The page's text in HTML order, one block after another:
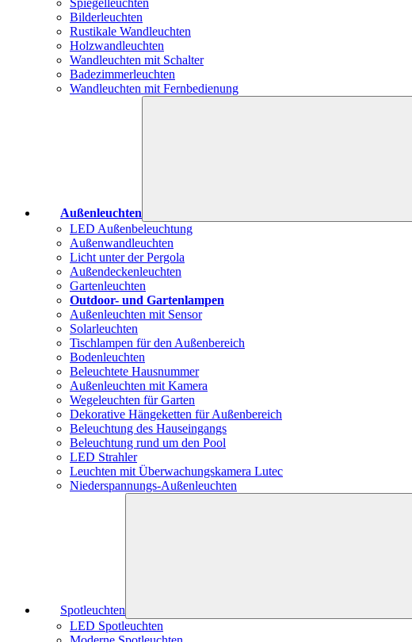
Spiegelleuchten
Bilderleuchten
Rustikale Wandleuchten
Holzwandleuchten
Wandleuchten mit Schalter
Badezimmerleuchten
Wandleuchten mit Fernbedienung
Außenleuchten
LED Außenbeleuchtung
Außenwandleuchten
Licht unter der Pergola
Außendeckenleuchten
Gartenleuchten
Outdoor- und Gartenlampen
Außenleuchten mit Sensor
Solarleuchten
Tischlampen für den Außenbereich
Bodenleuchten
Beleuchtete Hausnummer
Außenleuchten mit Kamera
Wegeleuchten für Garten
Dekorative Hängeketten für Außenbereich
Beleuchtung des Hauseingangs
Beleuchtung rund um den Pool
LED Strahler
Leuchten mit Überwachungskamera Lutec
Niederspannungs-Außenleuchten
Spotleuchten
LED Spotleuchten